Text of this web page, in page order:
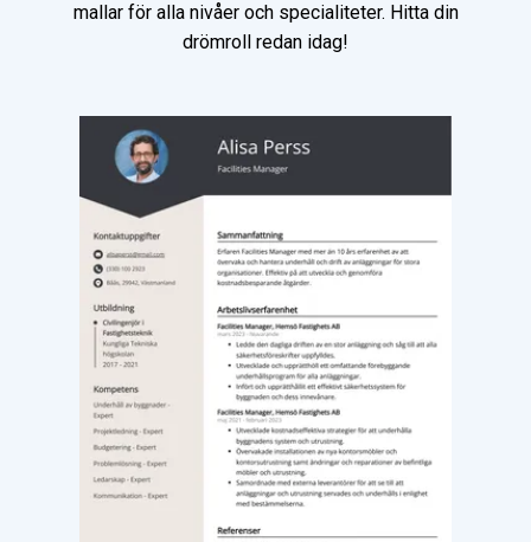
mallar för alla nivåer och specialiteter. Hitta din
drömroll redan idag!